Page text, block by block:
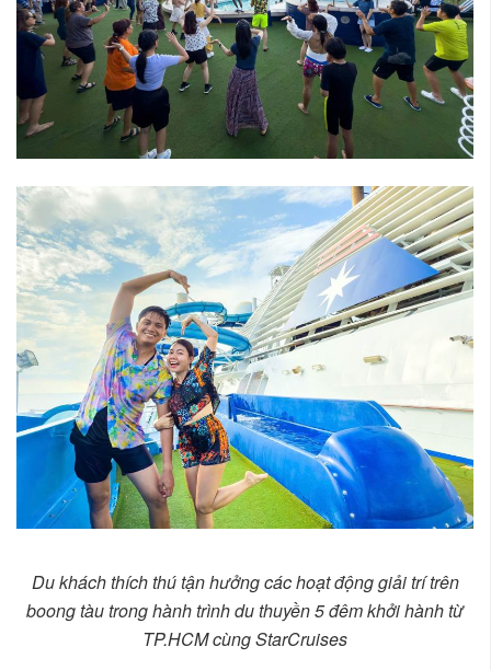
Du khách thích thú tận hưởng các hoạt động giải trí trên
boong tàu trong hành trình du thuyền 5 đêm khởi hành từ
TP.HCM cùng StarCruises